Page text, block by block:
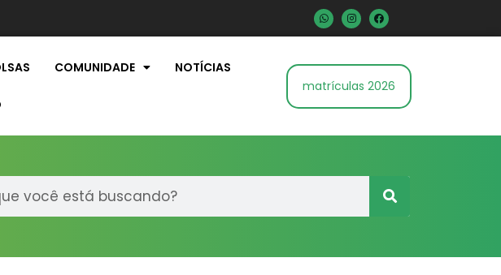
COMUNIDADE NOTÍCIAS
matrículas 2026